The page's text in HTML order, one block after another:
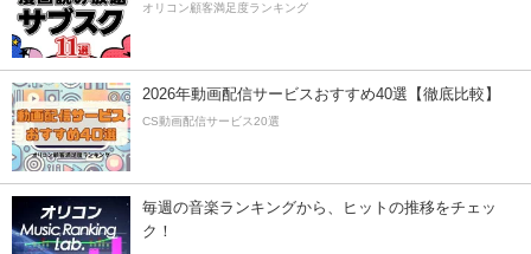
オリコン顧客満足度ランキング
2026年動画配信サービスおすすめ40選【徹底比較】
CS動画配信サービス20選
毎週の音楽ランキングから、ヒットの推移をチェッ
ク！